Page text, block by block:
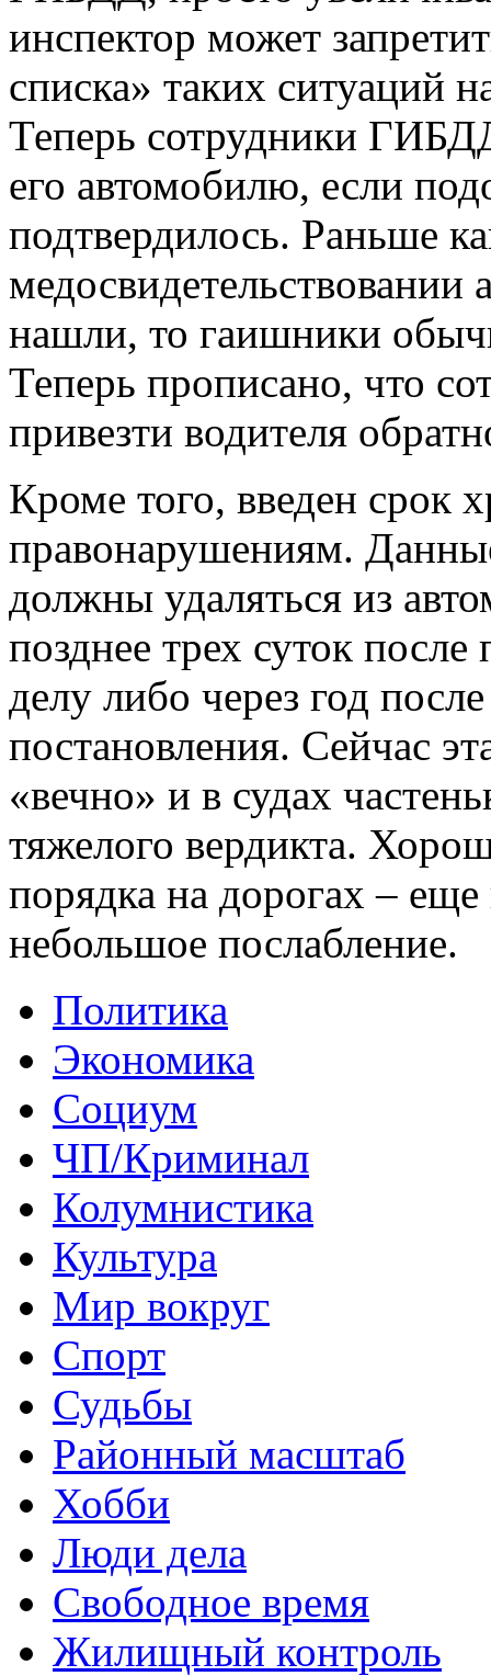
инспектор может
списка» таких ситуаций
Теперь сотрудники
его автомобилю, если
подтвердилось. Раньше
медосвидетельствовании
нашли, то гаишники
Теперь прописано, что
привезти водителя
Кроме того, введен срок
правонарушениям.
должны удаляться из
позднее трех суток
делу либо через год
постановления. Сейчас
«вечно» и в судах
тяжелого вердикта.
порядка на дорогах –
небольшое послабление.
Политика
Экономика
Социум
ЧП/Криминал
Колумнистика
Культура
Мир вокруг
Спорт
Судьбы
Районный масштаб
Хобби
Люди дела
Свободное время
Жилищный контроль